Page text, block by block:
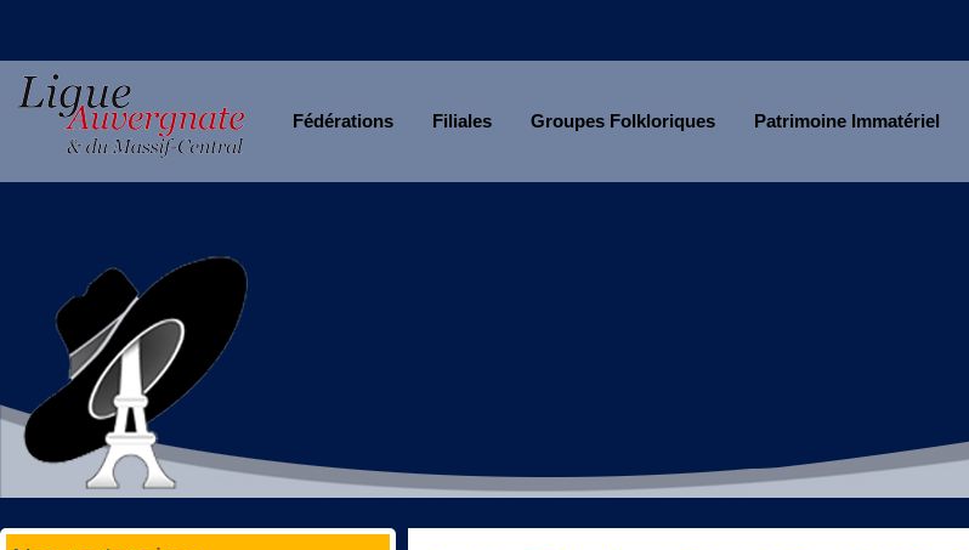
Fédérations Filiales Groupes Folkloriques Patrimoine Immatériel